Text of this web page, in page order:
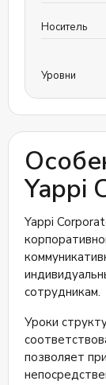
Носитель
Уровни
Yappi
Yappi
сотрудникам.
Уроки
позволяет